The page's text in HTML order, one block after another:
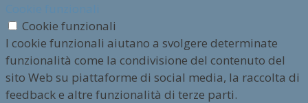
Cookie funzionali
I cookie funzionali aiutano a svolgere determinate
funzionalità come la condivisione del contenuto del
sito Web su piattaforme di social media, la raccolta di
feedback e altre funzionalità di terze parti.